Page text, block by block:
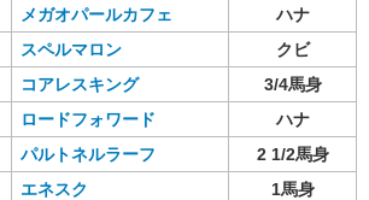
メガオパールカフェ
ハナ
スペルマロン
クビ
コアレスキング
3/4馬身
ロードフォワード
ハナ
パルトネルラーフ
2 1/2馬身
エネスク
1馬身